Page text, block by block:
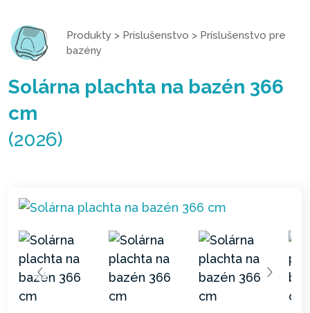
Produkty > Príslušenstvo > Príslušenstvo pre
bazény
Solárna plachta na bazén 366
cm
(2026)